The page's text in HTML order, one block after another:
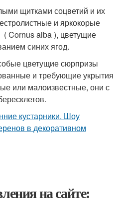
щитками соцветий и их
и яркокорые
alba ), цветущие
синих ягод.
цветущие сюрпризы
и требующие укрытия
или малоизвестные, они с
на сайте: